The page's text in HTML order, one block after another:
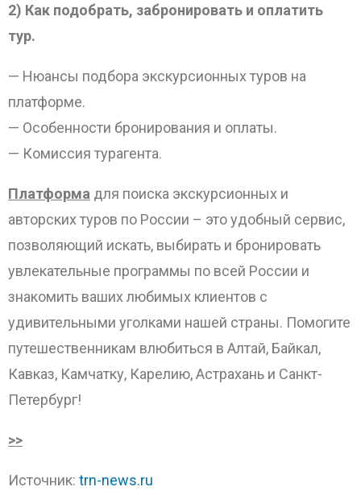
2) Как подобрать, забронировать и оплатить
тур.
— Нюансы подбора экскурсионных туров на
платформе.
— Особенности бронирования и оплаты.
— Комиссия турагента.
Платформа для поиска экскурсионных и
авторских туров по России – это удобный сервис,
позволяющий искать, выбирать и бронировать
увлекательные программы по всей России и
знакомить ваших любимых клиентов с
удивительными уголками нашей страны. Помогите
путешественникам влюбиться в Алтай, Байкал,
Кавказ, Камчатку, Карелию, Астрахань и Санкт-
Петербург!
>>
Источник: trn-news.ru